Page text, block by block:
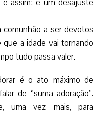
comunhão a ser devotos
a idade vai tornando
tudo passa valer.
é o ato máximo de
de “suma adoração”.
uma vez mais, para